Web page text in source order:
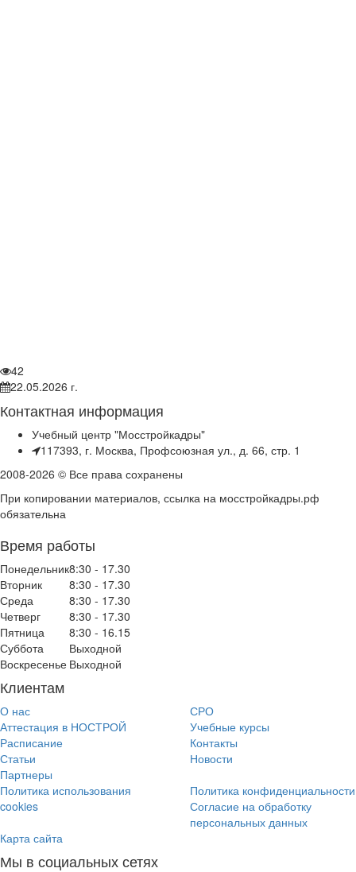
42
22.05.2026 г.
Контактная информация
Учебный центр "Мосстройкадры"
117393, г. Москва, Профсоюзная ул., д. 66, стр. 1
2008-2026 © Все права сохранены
При копировании материалов, ссылка на мосстройкадры.рф
обязательна
Время работы
Понедельник8:30 - 17.30
Вторник
8:30 - 17.30
Среда
8:30 - 17.30
Четверг
8:30 - 17.30
Пятница
8:30 - 16.15
Суббота
Выходной
Воскресенье Выходной
Клиентам
О нас
СРО
Аттестация в НОСТРОЙ
Учебные курсы
Расписание
Контакты
Статьи
Новости
Партнеры
Политика использования
cookies
Политика конфиденциальности
Согласие на обработку
персональных данных
Карта сайта
Мы в социальных сетях